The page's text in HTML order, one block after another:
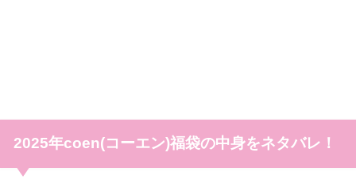
2025年coen(コーエン)福袋の中身をネタバレ！